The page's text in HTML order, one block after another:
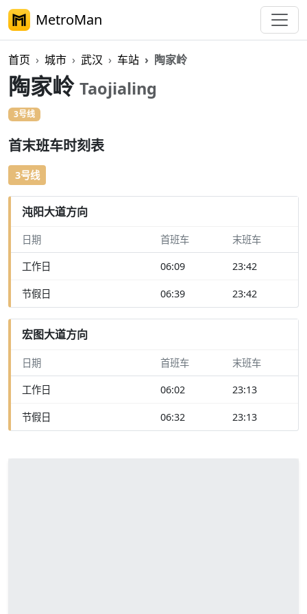
MetroMan
首页 城市 武汉 车站 陶家岭
陶家岭 Taojialing
3号线
首末班车时刻表
3号线
沌阳大道方向
日期 首班车 末班车
工作日 06:09 23:42
节假日 06:39 23:42
宏图大道方向
日期 首班车 末班车
工作日 06:02 23:13
节假日 06:32 23:13